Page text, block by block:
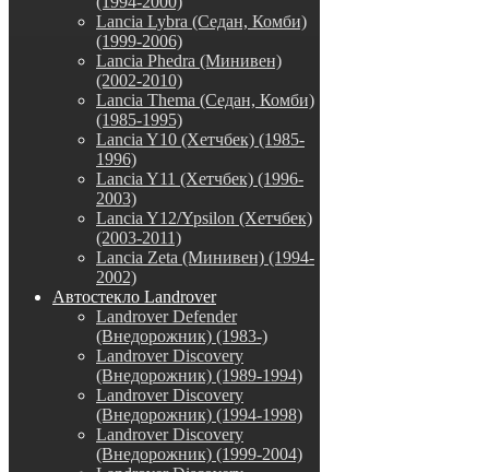
Lancia Lybra (Седан, Комби)
(1999-2006)
Lancia Phedra (Минивен)
(2002-2010)
Lancia Thema (Седан, Комби)
(1985-1995)
Lancia Y10 (Хетчбек) (1985-
1996)
Lancia Y11 (Хетчбек) (1996-
2003)
Lancia Y12/Ypsilon (Хетчбек)
(2003-2011)
Lancia Zeta (Минивен) (1994-
2002)
Автостекло Landrover
Landrover Defender
(Внедорожник) (1983-)
Landrover Discovery
(Внедорожник) (1989-1994)
Landrover Discovery
(Внедорожник) (1994-1998)
Landrover Discovery
(Внедорожник) (1999-2004)